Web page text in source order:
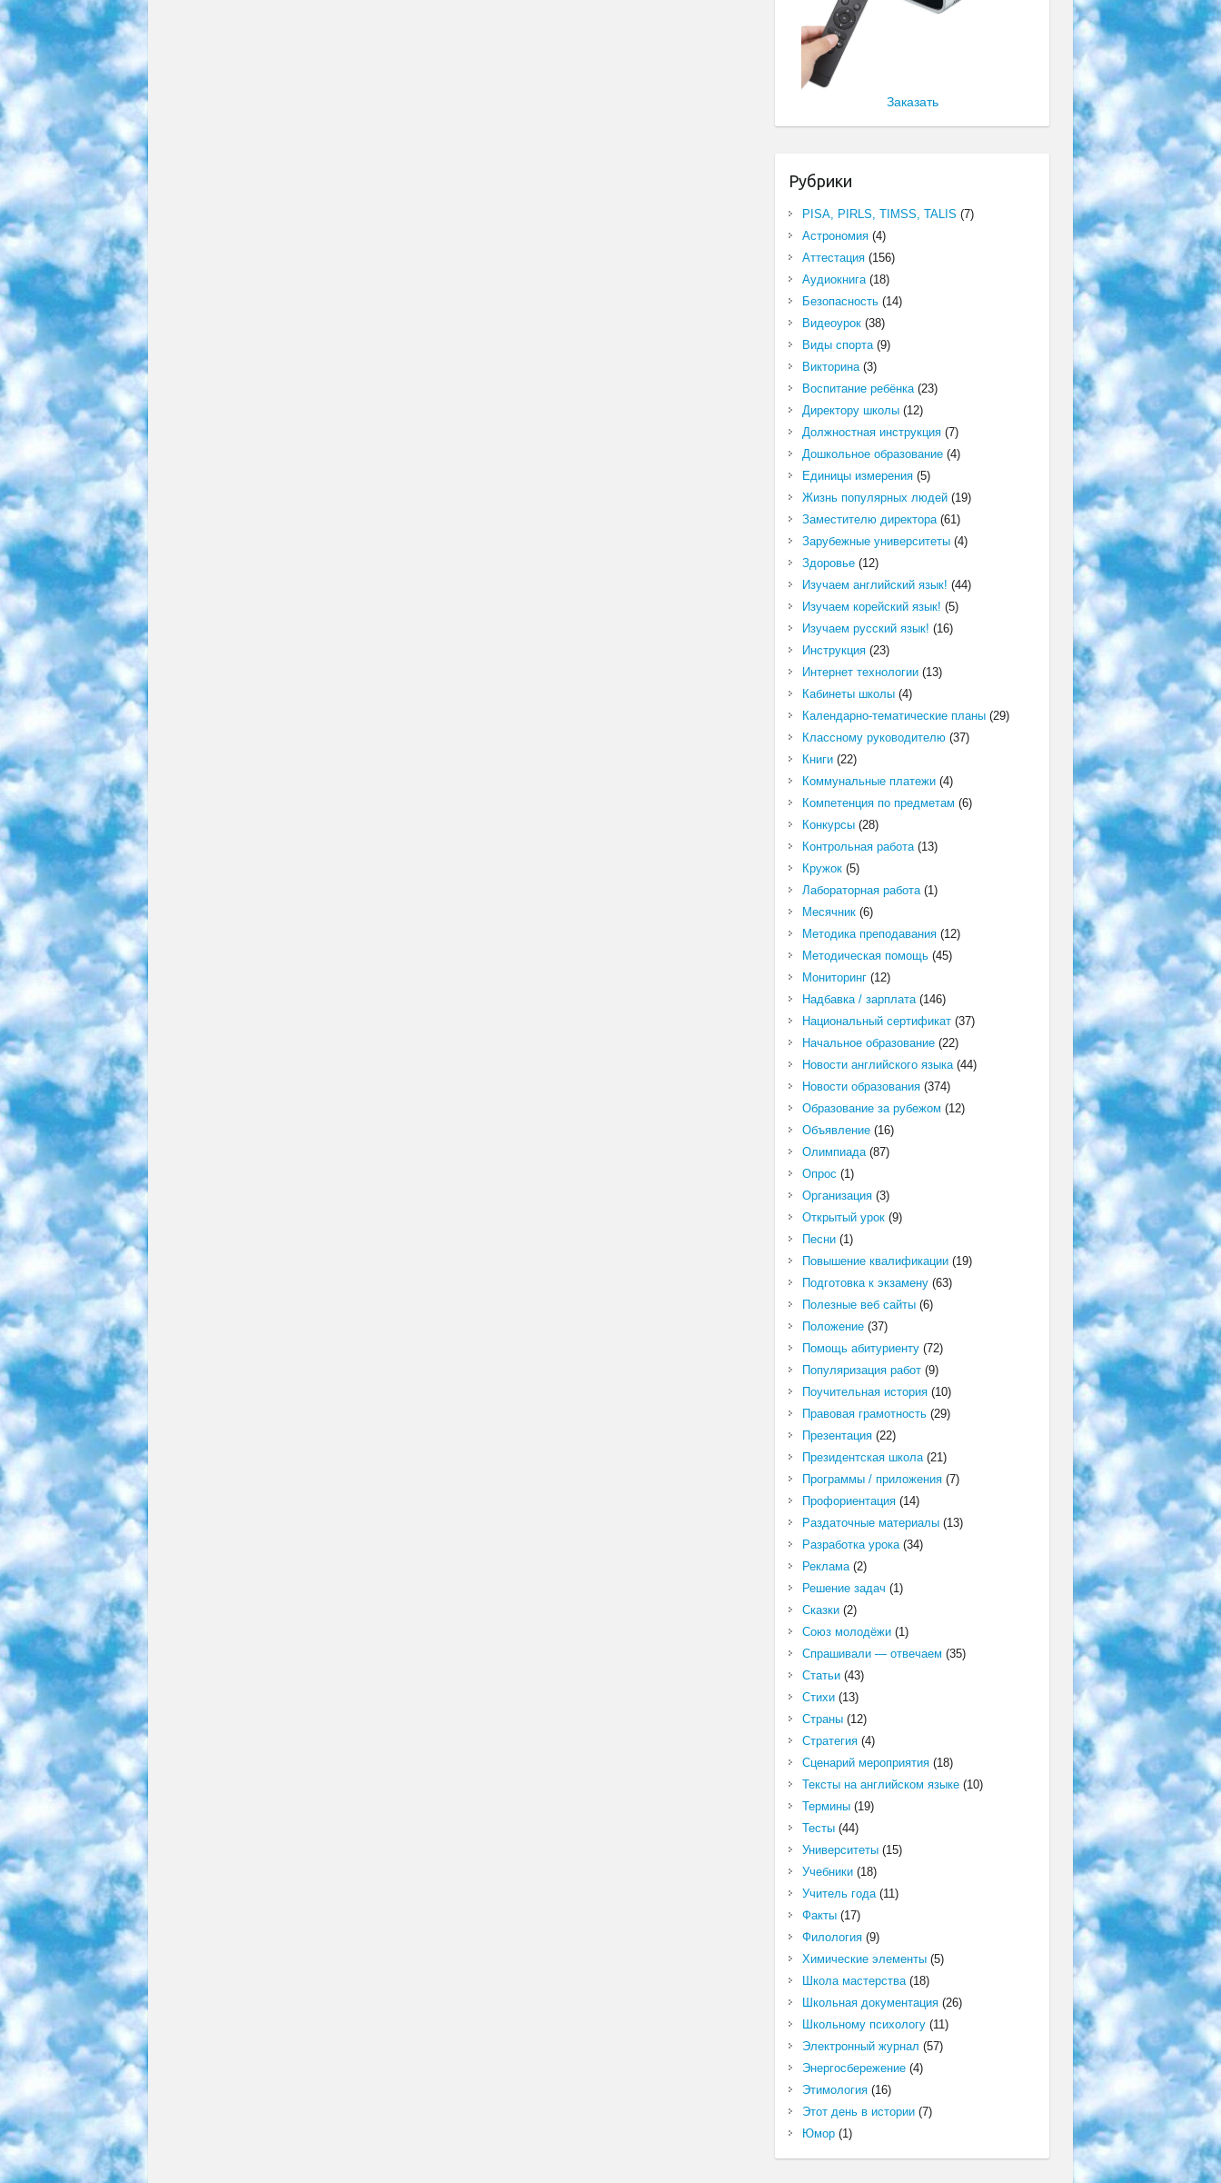
Заказать
Рубрики
PISA, PIRLS, TIMSS, TALIS (7)
Астрономия(4)
Аттестация(156)
Аудиокнига(18)
Безопасность(14)
Видеоурок(38)
Виды спорта(9)
Викторина(3)
Воспитание ребёнка(23)
Директору школы(12)
Должностная инструкция(7)
Дошкольное образование(4)
Единицы измерения(5)
Жизнь популярных людей(19)
Заместителю директора(61)
Зарубежные университеты(4)
Здоровье(12)
Изучаем английский язык! (44)
Изучаем корейский язык! (5)
Изучаем русский язык! (16)
Инструкция(23)
Интернет технологии(13)
Кабинеты школы(4)
Календарно-тематические планы(29)
Классному руководителю(37)
Книги(22)
Коммунальные платежи(4)
Компетенция по предметам (6)
Конкурсы(28)
Контрольная работа(13)
Кружок(5)
Лабораторная работа(1)
Месячник(6)
Методика преподавания(12)
Методическая помощь(45)
Мониторинг(12)
Надбавка / зарплата(146)
Национальный сертификат(37)
Начальное образование(22)
Новости английского языка(44)
Новости образования(374)
Образование за рубежом (12)
Объявление(16)
Олимпиада(87)
Опрос (1)
Организация(3)
Открытый урок(9)
Песни(1)
Повышение квалификации(19)
Подготовка к экзамену(63)
Полезные веб сайты(6)
Положение(37)
Помощь абитуриенту(72)
Популяризация работ(9)
Поучительная история(10)
Правовая грамотность(29)
Презентация(22)
Президентская школа(21)
Программы / приложения(7)
Профориентация(14)
Раздаточные материалы(13)
Разработка урока(34)
Реклама(2)
Решение задач (1)
Сказки(2)
Союз молодёжи(1)
Спрашивали — отвечаем (35)
Статьи(43)
Стихи(13)
Страны(12)
Стратегия(4)
Сценарий мероприятия(18)
Тексты на английском языке(10)
Термины(19)
Тесты(44)
Университеты(15)
Учебники(18)
Учитель года(11)
Факты(17)
Филология(9)
Химические элементы(5)
Школа мастерства(18)
Школьная документация(26)
Школьному психологу(11)
Электронный журнал (57)
Энергосбережение(4)
Этимология(16)
Этот день в истории(7)
Юмор(1)